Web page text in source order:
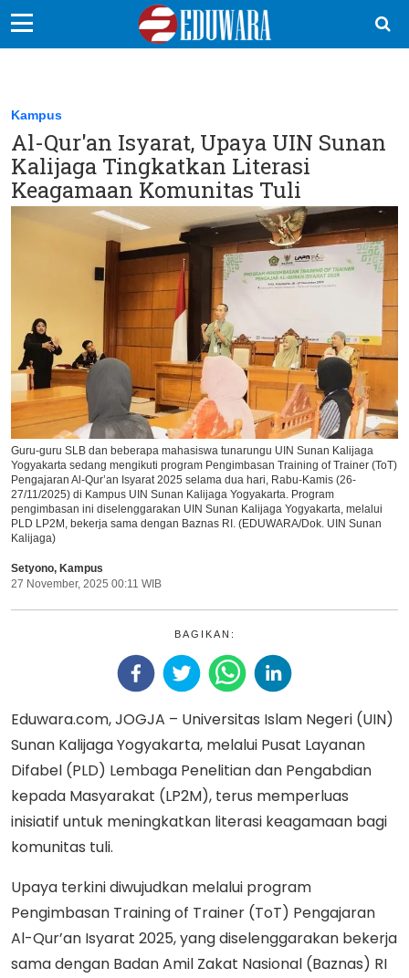
Sekolah Kita
Vokasi
Kampus
Idea
Ikuti Kami di:
Kampus
Al-Qur'an Isyarat, Upaya UIN Sunan
Kalijaga Tingkatkan Literasi
Keagamaan Komunitas Tuli
Guru-guru SLB dan beberapa mahasiswa tunarungu UIN Sunan Kalijaga
Yogyakarta sedang mengikuti program Pengimbasan Training of Trainer (ToT)
Pengajaran Al-Qur’an Isyarat 2025 selama dua hari, Rabu-Kamis (26-
27/11/2025) di Kampus UIN Sunan Kalijaga Yogyakarta. Program
pengimbasan ini diselenggarakan UIN Sunan Kalijaga Yogyakarta, melalui
PLD LP2M, bekerja sama dengan Baznas RI. (EDUWARA/Dok. UIN Sunan
Kalijaga)
Setyono, Kampus
27 November, 2025 00:11 WIB
BAGIKAN:
Eduwara.com, JOGJA – Universitas Islam Negeri (UIN)
Sunan Kalijaga Yogyakarta, melalui Pusat Layanan
Difabel (PLD) Lembaga Penelitian dan Pengabdian
kepada Masyarakat (LP2M), terus memperluas
inisiatif untuk meningkatkan literasi keagamaan bagi
komunitas tuli.
Upaya terkini diwujudkan melalui program
Pengimbasan Training of Trainer (ToT) Pengajaran
Al-Qur’an Isyarat 2025, yang diselenggarakan bekerja
sama dengan Badan Amil Zakat Nasional (Baznas) RI